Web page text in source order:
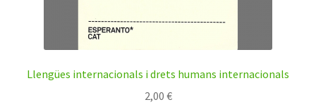
Llengües internacionals i drets humans internacionals
2,00 €